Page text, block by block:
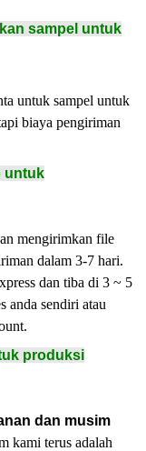
sampel untuk
untuk sampel untuk
biaya pengiriman
untuk
mengirimkan file
dalam 3-7 hari.
dan tiba di 3 ~ 5
anda sendiri atau
produksi
dan musim
kami terus adalah